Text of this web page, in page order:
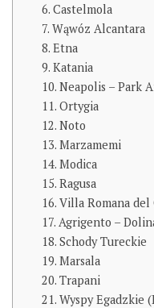
6. Castelmola
7. Wąwóz Alcantara
8. Etna
9. Katania
10. Neapolis – Park
11. Ortygia
12. Noto
13. Marzamemi
14. Modica
15. Ragusa
16. Villa Romana del
17. Agrigento –
18. Schody Tureckie
19. Marsala
20. Trapani
21. Wyspy Egadzkie